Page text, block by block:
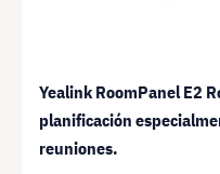
Yealink RoomPanel E2
planificación
reuniones.